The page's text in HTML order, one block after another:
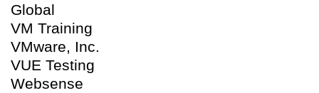
Global
VM Training
VMware, Inc.
VUE Testing
Websense